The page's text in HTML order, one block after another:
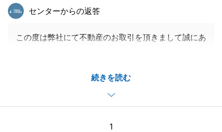
続きを読む
東急リバブル
センターからの返答
この度は弊社にて不動産のお取引を頂きまして誠にあ
様々ご対応いただきましたおかげで無事お引渡しを迎
えることができました。重ねて御礼申し上げます。
S様とご縁があって担当させていただけたことを大変
1